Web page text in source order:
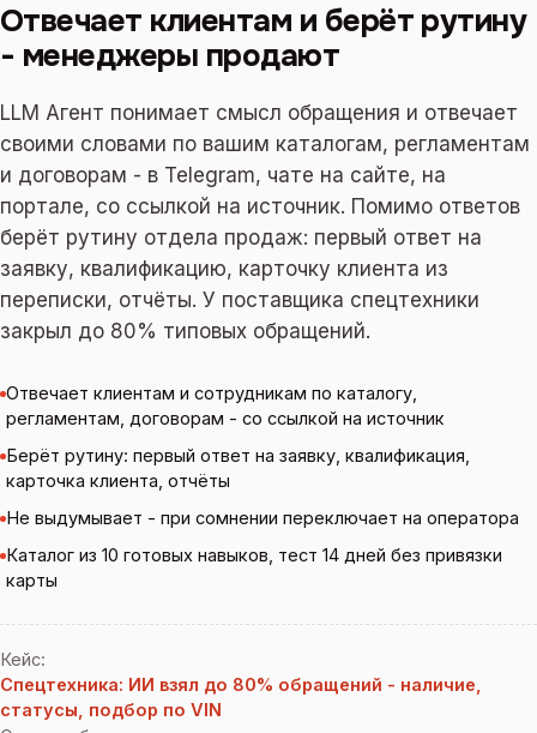
Отвечает клиентам и берёт рутину
- менеджеры продают
LLM Агент понимает смысл обращения и отвечает
своими словами по вашим каталогам, регламентам
и договорам - в Telegram, чате на сайте, на
портале, со ссылкой на источник. Помимо ответов
берёт рутину отдела продаж: первый ответ на
заявку, квалификацию, карточку клиента из
переписки, отчёты. У поставщика спецтехники
закрыл до 80% типовых обращений.
Отвечает клиентам и сотрудникам по каталогу,
регламентам, договорам - со ссылкой на источник
Берёт рутину: первый ответ на заявку, квалификация,
карточка клиента, отчёты
Не выдумывает - при сомнении переключает на оператора
Каталог из 10 готовых навыков, тест 14 дней без привязки
карты
Кейс:
Спецтехника: ИИ взял до 80% обращений - наличие,
статусы, подбор по VIN